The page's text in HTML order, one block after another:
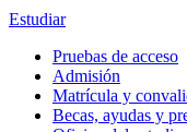
Estudiar
Pruebas de acceso
Admisión
Matrícula y
Becas, ayudas y